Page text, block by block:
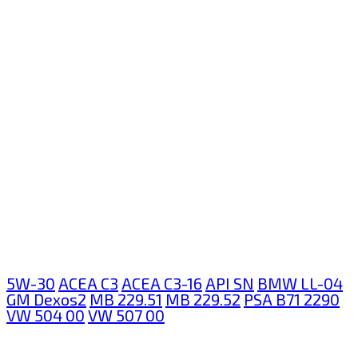
5W-30 ACEA C3 ACEA C3-16 API SN BMW LL-04
GM Dexos2 MB 229.51 MB 229.52 PSA B71 2290
VW 504 00 VW 507 00